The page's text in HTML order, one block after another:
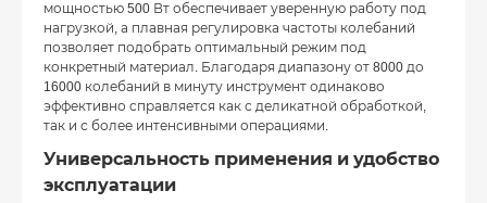
мощностью 500 Вт обеспечивает уверенную работу под
нагрузкой, а плавная регулировка частоты колебаний
позволяет подобрать оптимальный режим под
конкретный материал. Благодаря диапазону от 8000 до
16000 колебаний в минуту инструмент одинаково
эффективно справляется как с деликатной обработкой,
так и с более интенсивными операциями.
Универсальность применения и удобство
эксплуатации